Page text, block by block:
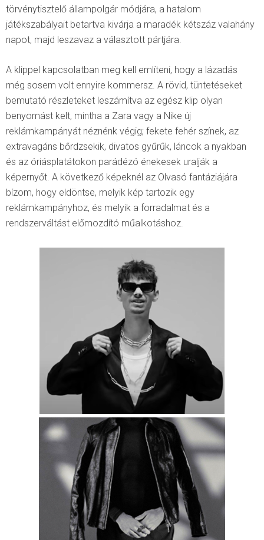
törvénytisztelő állampolgár módjára, a hatalom
játékszabályait betartva kivárja a maradék kétszáz valahány
napot, majd leszavaz a választott pártjára.
A klippel kapcsolatban meg kell említeni, hogy a lázadás
még sosem volt ennyire kommersz. A rövid, tüntetéseket
bemutató részleteket leszámítva az egész klip olyan
benyomást kelt, mintha a Zara vagy a Nike új
reklámkampányát néznénk végig; fekete fehér színek, az
extravagáns bőrdzsekik, divatos gyűrűk, láncok a nyakban
és az óriásplatátokon parádézó énekesek uralják a
képernyőt. A következő képeknél az Olvasó fantáziájára
bízom, hogy eldöntse, melyik kép tartozik egy
reklámkampányhoz, és melyik a forradalmat és a
rendszerváltást előmozdító műalkotáshoz.